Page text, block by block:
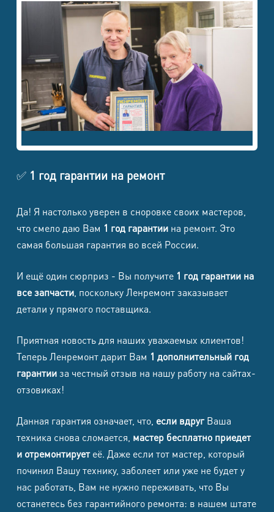
✅1 год гарантии на ремонт
Да! Я настолько уверен в сноровке своих мастеров,
что смело даю Вам 1 год гарантиина ремонт. Это
самая большая гарантия во всей России.
И ещё один сюрприз - Вы получите 1 год гарантии на
все запчасти, поскольку Ленремонт заказывает
детали у прямого поставщика.
Приятная новость для наших уважаемых клиентов!
Теперь Ленремонт дарит Вам 1 дополнительный год
гарантииза честный отзыв на нашу работу на сайтах-
отзовиках!
Данная гарантия означает, что, если вдругВаша
техника снова сломается, мастер бесплатно приедет
и отремонтируетеё. Даже если тот мастер, который
починил Вашу технику, заболеет или уже не будет у
нас работать, Вам не нужно переживать, что Вы
останетесь без гарантийного ремонта: в нашем штате